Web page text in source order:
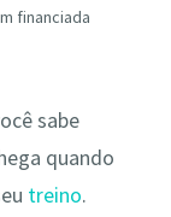
financiada
sabe
quando
treino.